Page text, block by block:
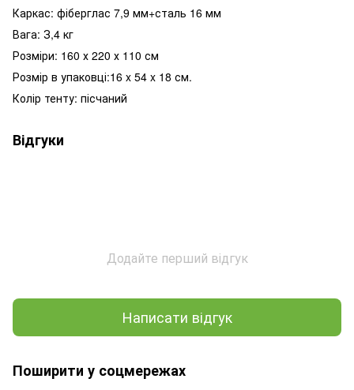
Каркас: фіберглас 7,9 мм+сталь 16 мм
Вага: З,4 кг
Розміри: 160 х 220 х 110 см
Розмір в упаковці:16 x 54 x 18 см.
Колір тенту: пісчаний
Відгуки
Додайте перший відгук
Написати відгук
Поширити у соцмережах